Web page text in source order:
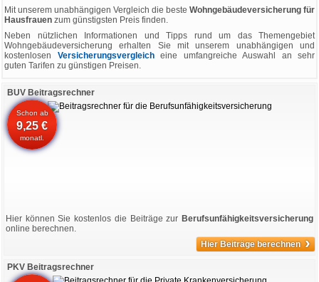
Mit unserem unabhängigen Vergleich die beste Wohngebäudeversicherung für
Hausfrauen zum günstigsten Preis finden.
Neben nützlichen Informationen und Tipps rund um das Themengebiet
Wohngebäudeversicherung erhalten Sie mit unserem unabhängigen und
kostenlosen Versicherungsvergleicheine umfangreiche Auswahl an sehr
guten Tarifen zu günstigen Preisen.
BUV Beitragsrechner
Schon ab
9,25 €
monatl.
Hier können Sie kostenlos die Beiträge zur Berufsunfähigkeitsversicherung
online berechnen.
Hier Beiträge berechnen ›
PKV Beitragsrechner